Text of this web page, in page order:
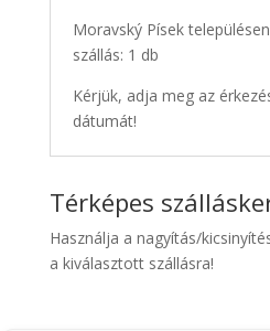
Moravský Písek
szállás: 1 db
Kérjük, adja meg az
dátumát!
Térképes
Használja a nagyítás/
a kiválasztott szállásra!